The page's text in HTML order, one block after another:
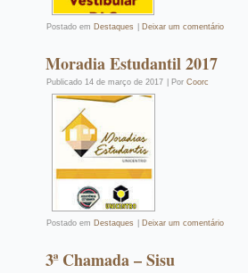
Postado em Destaques Deixar um comentário
Moradia Estudantil 2017
Publicado 14 de março de 2017 Por Coorc
Postado em Destaques Deixar um comentário
3ª Chamada – Sisu